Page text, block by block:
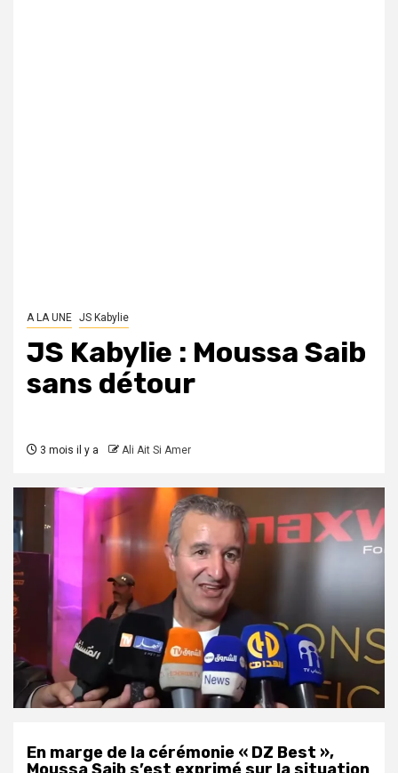
A LA UNE JS Kabylie
JS Kabylie : Moussa Saib
sans détour
3 mois il y a Ali Ait Si Amer
En marge de la cérémonie « DZ Best »,